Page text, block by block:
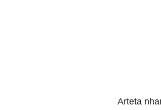
Arteta